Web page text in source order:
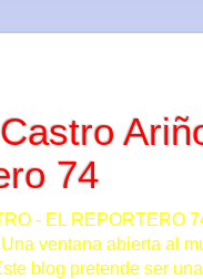
74
- EL REPORTERO
ventana abierta al
blog pretende ser